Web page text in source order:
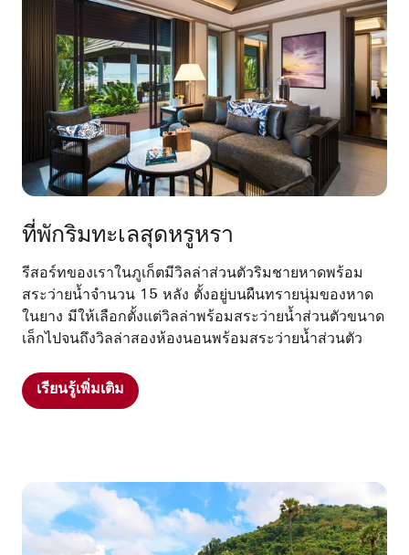
ที่พักริมทะเลสุดหรูหรา
รีสอร์ทของเราในภูเก็ตมีวิลล่าส่วนตัวริมชายหาดพร้อม
สระว่ายน้ำจำนวน 15 หลัง ตั้งอยู่บนผืนทรายนุ่มของหาด
ในยาง มีให้เลือกตั้งแต่วิลล่าพร้อมสระว่ายน้ำส่วนตัวขนาด
เล็กไปจนถึงวิลล่าสองห้องนอนพร้อมสระว่ายน้ำส่วนตัว
เรียนรู้เพิ่มเติม